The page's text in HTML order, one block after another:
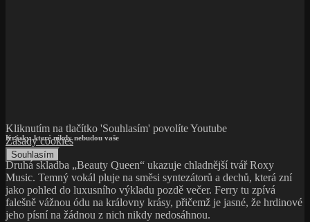
Kliknutím na tlačítko 'Souhlasím' povolíte Youtube
Zásady cookies
Souhlasím
Krásky, které nikdy nebudou vaše
Druhá skladba „Beauty Queen“ ukazuje chladnější tvář Roxy
Music. Temný vokál pluje na směsi syntezátorů a dechů, která zní
jako pohled do luxusního výkladu pozdě večer. Ferry tu zpívá
falešně vážnou ódu na královny krásy, přičemž je jasné, že hrdinové
jeho písní na žádnou z nich nikdy nedosáhnou.